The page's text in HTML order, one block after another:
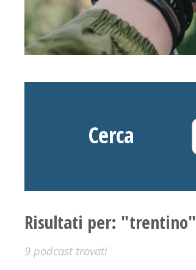
Cerca
Risultati per: "trentino"
9 podcast trovati